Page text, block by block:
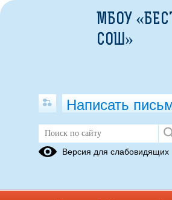
Публикации за
МБОУ
СОШ»
Написать
Версия для слабовидящих